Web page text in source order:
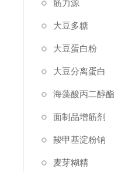
筋力源
大豆多糖
大豆蛋白粉
大豆分离蛋白
海藻酸丙二醇酯
面制品增筋剂
羧甲基淀粉钠
麦芽糊精